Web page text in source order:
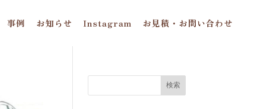
事例 お知らせ Instagram お見積・お問い合わせ
検索